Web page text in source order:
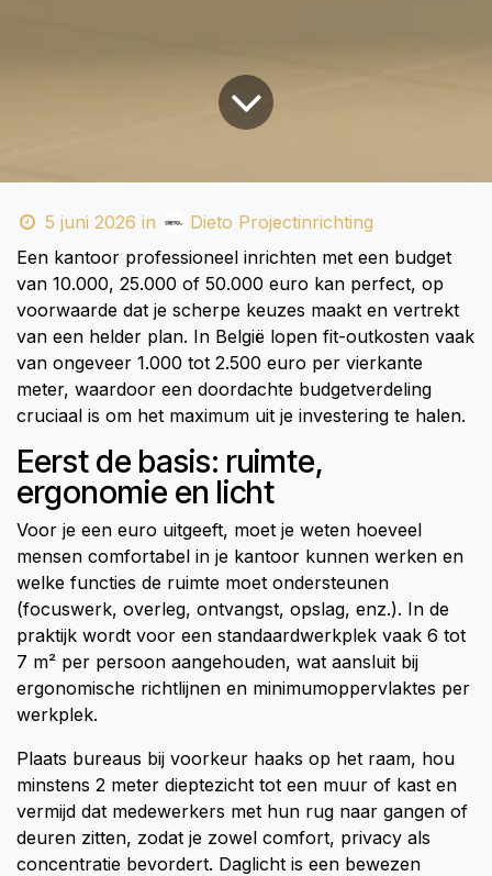
5 juni 2026 in
Dieto Projectinrichting
Een kantoor professioneel inrichten met een budget
van 10.000, 25.000 of 50.000 euro kan perfect, op
voorwaarde dat je scherpe keuzes maakt en vertrekt
van een helder plan. In België lopen fit-outkosten vaak
van ongeveer 1.000 tot 2.500 euro per vierkante
meter, waardoor een doordachte budgetverdeling
cruciaal is om het maximum uit je investering te halen.
Eerst de basis: ruimte,
ergonomie en licht
Voor je een euro uitgeeft, moet je weten hoeveel
mensen comfortabel in je kantoor kunnen werken en
welke functies de ruimte moet ondersteunen
(focuswerk, overleg, ontvangst, opslag, enz.). In de
praktijk wordt voor een standaardwerkplek vaak 6 tot
7 m² per persoon aangehouden, wat aansluit bij
ergonomische richtlijnen en minimumoppervlaktes per
werkplek.
Plaats bureaus bij voorkeur haaks op het raam, hou
minstens 2 meter dieptezicht tot een muur of kast en
vermijd dat medewerkers met hun rug naar gangen of
deuren zitten, zodat je zowel comfort, privacy als
concentratie bevordert. Daglicht is een bewezen